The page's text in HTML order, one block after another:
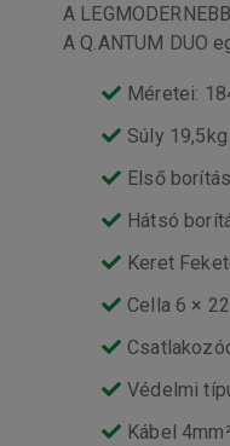
A
A Q.ANTUM DUO
Méretei:
Súly 19,5kg
Első
Hátsó
Keret
Cella 6 ×
Védelmi
Kábel